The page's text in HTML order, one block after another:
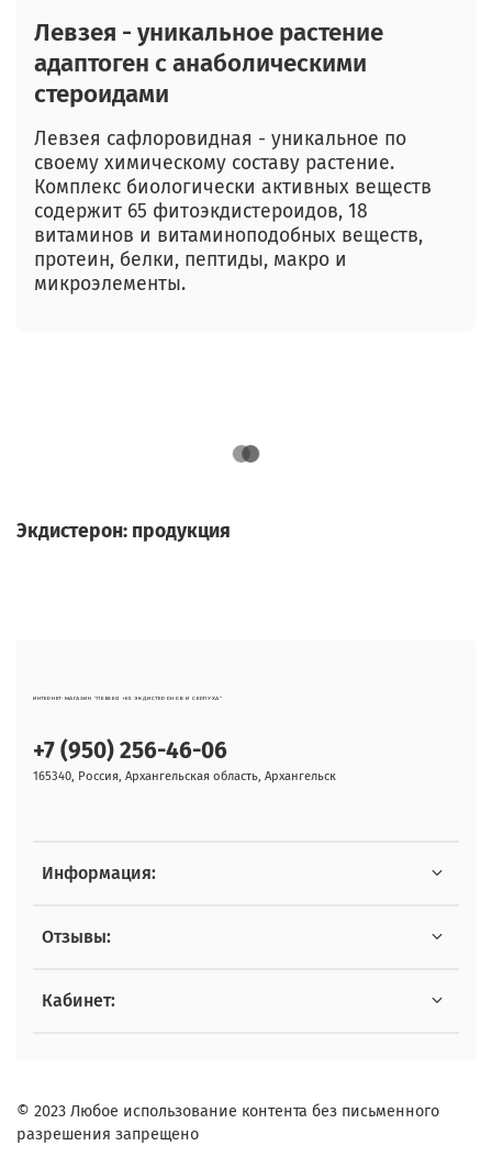
Левзея - уникальное растение
адаптоген с анаболическими
стероидами
Левзея сафлоровидная - уникальное по
своему химическому составу растение.
Комплекс биологически активных веществ
содержит 65 фитоэкдистероидов, 18
витаминов и витаминоподобных веществ,
протеин, белки, пептиды, макро и
микроэлементы.
Экдистерон: продукция
Информация:
Отзывы:
Кабинет:
+7 (950) 256-46-06
165340, Россия, Архангельская область, Архангельск
ИНТЕРНЕТ-МАГАЗИН "ЛЕВЗЕЯ +65 ЭКДИСТЕРОНОВ И СЕРПУХА"
© 2023 Любое использование контента без письменного
разрешения запрещено